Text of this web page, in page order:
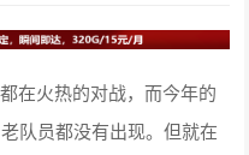
在火热的对战，而今年的
队员都没有出现。但就在